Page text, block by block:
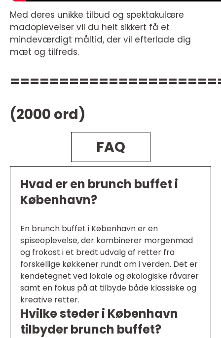
Med deres unikke tilbud og spektakulære
madoplevelser vil du helt sikkert få et
mindeværdigt måltid, der vil efterlade dig
mæt og tilfreds.
(2000 ord)
FAQ
Hvad er en brunch buffet i
København?
En brunch buffet i København er en
spiseoplevelse, der kombinerer morgenmad
og frokost i et bredt udvalg af retter fra
forskellige køkkener rundt om i verden. Det er
kendetegnet ved lokale og økologiske råvarer
samt en fokus på at tilbyde både klassiske og
kreative retter.
Hvilke steder i København
tilbyder brunch buffet?